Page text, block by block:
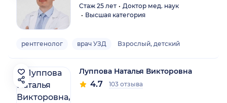
Стаж 25 лет
Доктор мед. наук
Высшая категория
рентгенолог врач УЗД Взрослый, детский
Луппова Наталья Викторовна
4.7 103 отзыва